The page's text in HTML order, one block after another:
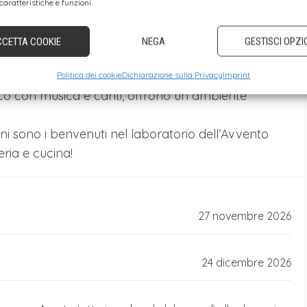
e funzioni.
COOKIE NEGA GESTISCI
Politica dei cookieDichiarazione sulla PrivacyImprint
La gastronomia locale si presenta dal
troverai artigianato fatto con amore, biscotti
natalizie: la vera anima della regione. Gli artisti
con musica e canti, offrono un ambiente
sono i benvenuti nel laboratorio dell’Avvento
e cucina!
27 novembre 2026
24 dicembre 2026